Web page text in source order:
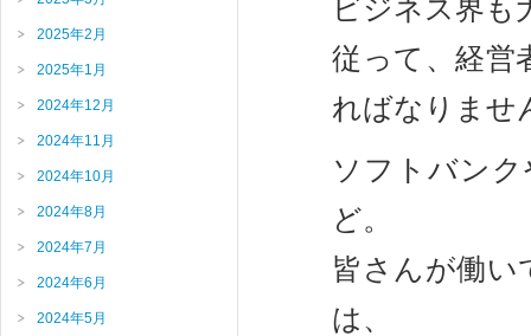
ビジネス界も
従って、経営
ればなりませ
ソフトバン
ど。
皆さんが働い
は、
2025年2月
2025年1月
2024年12月
2024年11月
2024年10月
2024年8月
2024年7月
2024年6月
2024年5月